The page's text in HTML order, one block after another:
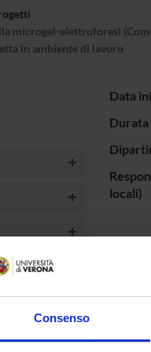
Consenso
microgel-elettroforesi
in ambiente di lavoro
Data
Durata
locali)
Le
di
anche
di